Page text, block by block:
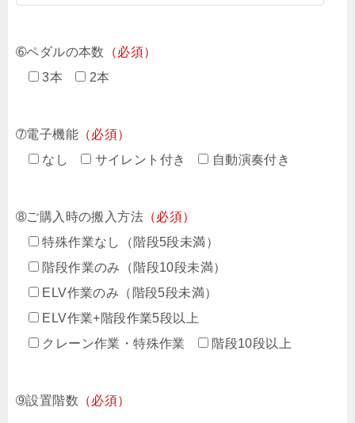
➅ペダルの本数
（必須）
3本
2本
➆電子機能 （必須）
なし
サイレント付き 自動演奏付き
➇ご購入時の搬入方法 （必須）
特殊作業なし（階段5段未満）
階段作業のみ（階段10段未満）
ELV作業のみ（階段5段未満）
ELV作業+階段作業5段以上
クレーン作業・特殊作業
階段10段以上
➈設置階数 （必須）